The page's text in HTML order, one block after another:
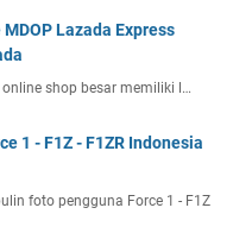
Lazada Express
shop besar memiliki l…
1 - F1Z - F1ZR Indonesia
foto pengguna Force 1 - F1Z